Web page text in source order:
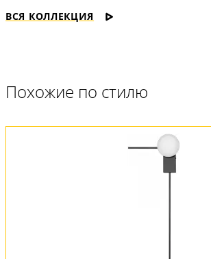
ВСЯ КОЛЛЕКЦИЯ
Похожие по стилю